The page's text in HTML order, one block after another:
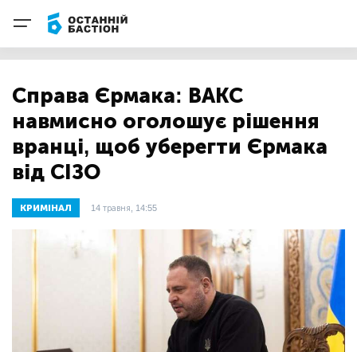
Справа Єрмака: ВАКС
навмисно оголошує рішення
вранці, щоб уберегти Єрмака
від СІЗО
КРИМІНАЛ 14 травня, 14:55